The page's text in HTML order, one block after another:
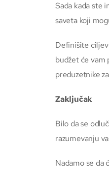
Sada kada ste
saveta koji
Definišite
budžet će vam
preduzetnike
Zaključak
Bilo da se
razumevanju
Nadamo se da